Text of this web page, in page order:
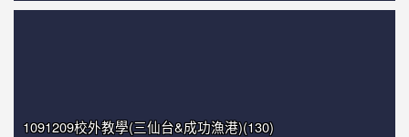
1091209校外教學(三仙台&成功漁港)(130)